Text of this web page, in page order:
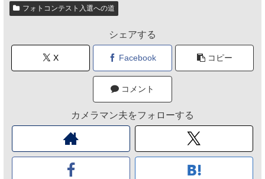
フォトコンテスト入選への道
シェアする
X Facebook コピー
コメント
カメラマン夫をフォローする